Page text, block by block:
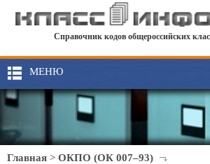
Справочник кодов общероссийских
МЕНЮ
Главная > ОКПО (ОК 007–93)